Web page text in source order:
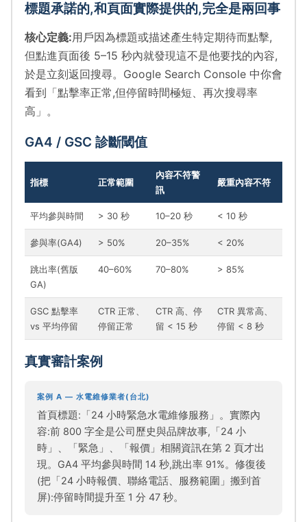
標題承諾的,和頁面實際提供的,完全是兩回事
核心定義:用戶因為標題或描述產生特定期待而點擊,
但點進頁面後 5–15 秒內就發現這不是他要找的內容,
於是立刻返回搜尋。Google Search Console 中你會
看到「點擊率正常,但停留時間極短、再次搜尋率
高」。
GA4 / GSC 診斷閾值
指標 正常範圍
內容不符警
訊
嚴重內容不符
平均參與時間 > 30 秒 10–20 秒 < 10 秒
參與率(GA4) > 50% 20–35% < 20%
跳出率(舊版
GA)
40–60% 70–80% > 85%
GSC 點擊率
vs 平均停留
CTR 正常、
停留正常
CTR 高、停
留 < 15 秒
CTR 異常高、
停留 < 8 秒
真實審計案例
案例 A — 水電維修業者(台北)
首頁標題:「24 小時緊急水電維修服務」。實際內
容:前 800 字全是公司歷史與品牌故事,「24 小
時」、「緊急」、「報價」相關資訊在第 2 頁才出
現。GA4 平均參與時間 14 秒,跳出率 91%。修復後
(把「24 小時報價、聯絡電話、服務範圍」搬到首
屏):停留時間提升至 1 分 47 秒。